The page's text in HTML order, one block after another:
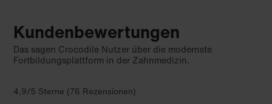
Kundenbewertungen
Das sagen Crocodile Nutzer über die modernste
Fortbildungsplattform in der Zahnmedizin.
4,9/5 Sterne (76 Rezensionen)